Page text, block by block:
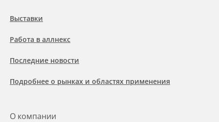
Выставки
Работа в аллнекс
Последние новости
Подробнее о рынках и областях применения
О компании